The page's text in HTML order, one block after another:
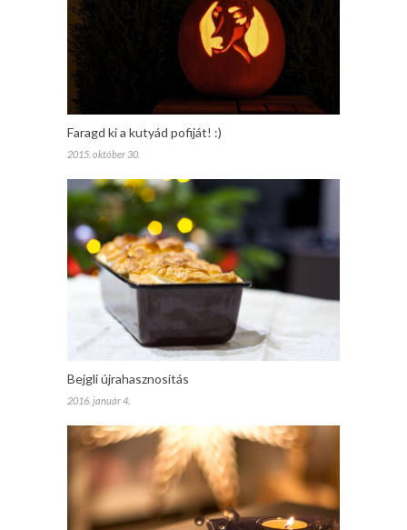
Faragd ki a kutyád pofiját! :)
2015. október 30.
Bejgli újrahasznosítás
2016. január 4.